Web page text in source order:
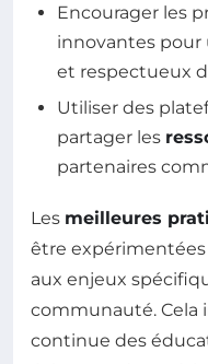
Encourager les
innovantes pour
et respectueux
Utiliser des
partager les
partenaires
Les meilleures
être
aux enjeux
communauté. Cela
continue des